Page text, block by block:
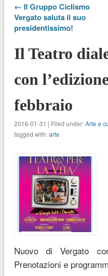
← Il Gruppo Ciclismo
Vergato saluta il suo
presidentissimo!
Il Teatro
con
febbraio
2016-01-31 | Filed under:Arte e
tagged with:arte
Nuovo di Vergato
Prenotazioni e